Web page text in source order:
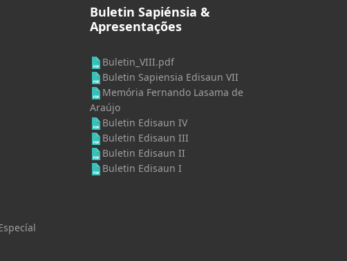
Buletin Sapiénsia &
Apresentações
Buletin_VIII.pdf
Buletin Sapiensia Edisaun VII
Memória Fernando Lasama de
Araújo
Buletin Edisaun IV
Buletin Edisaun III
Buletin Edisaun II
Buletin Edisaun I